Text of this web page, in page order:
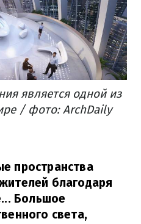
является одной из
/ фото: ArchDaily
пространства
благодаря
Большое
света,